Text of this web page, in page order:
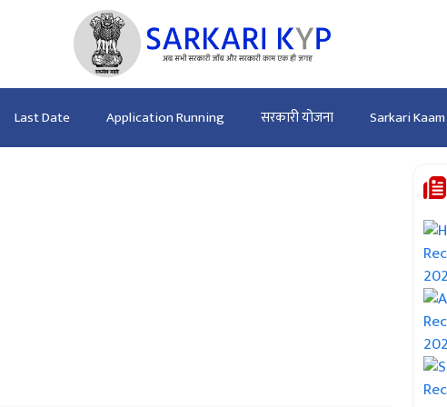
Last Date Application Running सरकारी योजना Sarkari Kaam